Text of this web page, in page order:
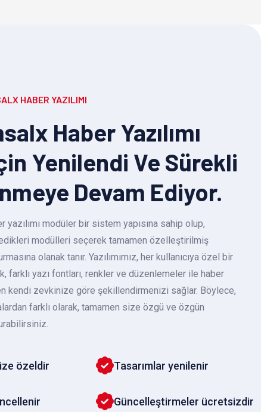
HABER YAZILIMI
Haber Yazılımı
Yenilendi Ve Sürekli
Devam Ediyor.
yazılımı modüler bir sistem yapısına sahip olup,
modülleri seçerek tamamen özelleştirilmiş
olanak tanır. Yazılımımız, her kullanıcıya özel bir
farklı yazı fontları, renkler ve düzenlemeler ile haber
kendi zevkinize göre şekillendirmenizi sağlar. Böylece,
farklı olarak, tamamen size özgü ve özgün
özeldir Tasarımlar yenilenir
Güncelleştirmeler ücretsizdir